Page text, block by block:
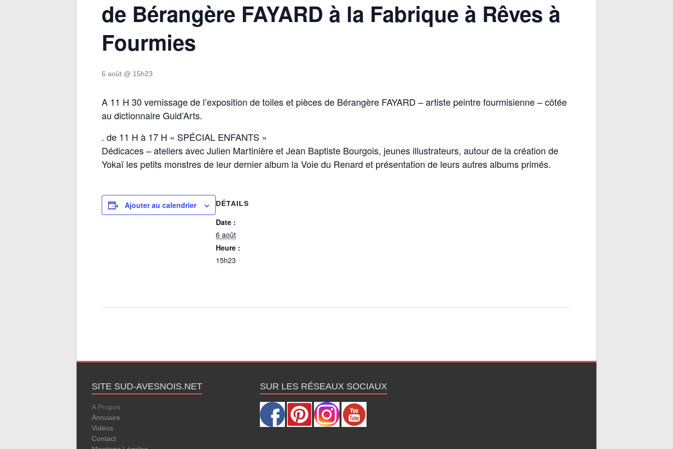
de Bérangère FAYARD à la Fabrique à Rêves à
Fourmies
6 août @ 15h23
A 11 H 30 vernissage de l’exposition de toiles et pièces de Bérangère FAYARD – artiste peintre fourmisienne – côtée
au dictionnaire Guid’Arts.
. de 11 H à 17 H « SPÉCIAL ENFANTS »
Dédicaces – ateliers avec Julien Martinière et Jean Baptiste Bourgois, jeunes illustrateurs, autour de la création de
Yokaï les petits monstres de leur dernier album la Voie du Renard et présentation de leurs autres albums primés.
Ajouter au calendrier DÉTAILS
Date :
6 août
Heure :
15h23
SITE SUD-AVESNOIS.NET
A Propos
Annuaire
Vidéos
Contact
SUR LES RÉSEAUX SOCIAUX